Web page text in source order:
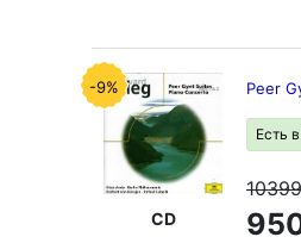
-9%
CD
Peer
Есть